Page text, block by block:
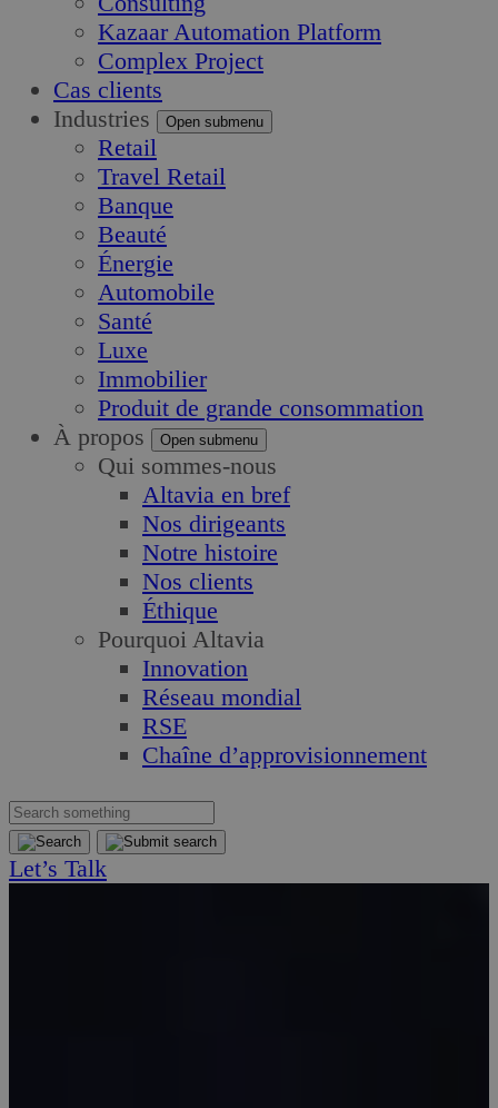
Kazaar Automation Platform
Complex Project
Cas clients
Industries
Open submenu
Retail
Travel Retail
Banque
Beauté
Énergie
Automobile
Santé
Luxe
Immobilier
Produit de grande consommation
À propos
Open submenu
Qui sommes-nous
Altavia en bref
Nos dirigeants
Notre histoire
Nos clients
Éthique
Pourquoi Altavia
Innovation
Réseau mondial
RSE
Chaîne d’approvisionnement
Let’s Talk